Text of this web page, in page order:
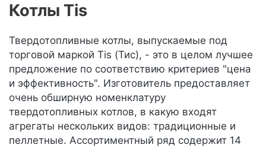
Котлы Tis
Твердотопливные котлы, выпускаемые под
торговой маркой Tis (Тис), - это в целом лучшее
предложение по соответствию критериев "цена
и эффективность". Изготовитель предоставляет
очень обширную номенклатуру
твердотопливных котлов, в какую входят
агрегаты нескольких видов: традиционные и
пеллетные. Ассортиментный ряд содержит 14